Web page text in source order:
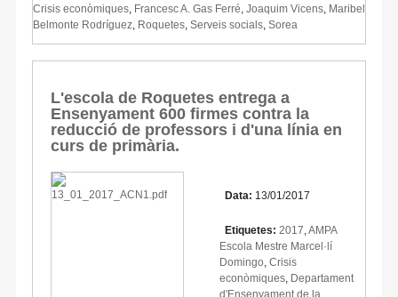
Crisis econòmiques Francesc A. Gas Ferré Joaquim Vicens Maribel
Belmonte Rodríguez Roquetes Serveis socials Sorea
L'escola de Roquetes entrega a
Ensenyament 600 firmes contra la
reducció de professors i d'una línia en
curs de primària.
Data: 13/01/2017
Etiquetes: 2017 AMPA
Escola Mestre Marcel·lí
Domingo Crisis
econòmiques Departament
d'Ensenyament de la